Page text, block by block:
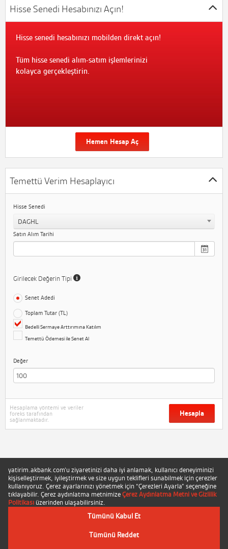
Hisse Senedi Hesabınızı Açın!
Hisse senedi hesabınızı mobilden direkt açın!
Tüm hisse senedi alım-satım işlemlerinizi
kolayca gerçekleştirin.
Hemen Hesap Aç
Temettü Verim Hesaplayıcı
Hisse Senedi
DAGHL
Satın Alım Tarihi
Girilecek Değerin Tipi
Senet Adedi
Toplam Tutar (TL)
Bedelli Sermaye Arttırımına Katılım
Temettü Ödemesi ile Senet Al
Değer
Hesaplama yöntemi ve veriler
foreks tarafından
sağlanmaktadır.
Hesapla